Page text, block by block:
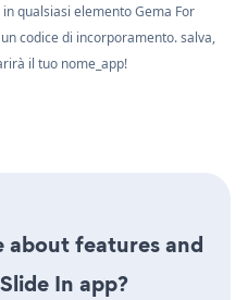
qualsiasi elemento Gema For
codice di incorporamento. salva,
il tuo nome_app!
about features and
In app?